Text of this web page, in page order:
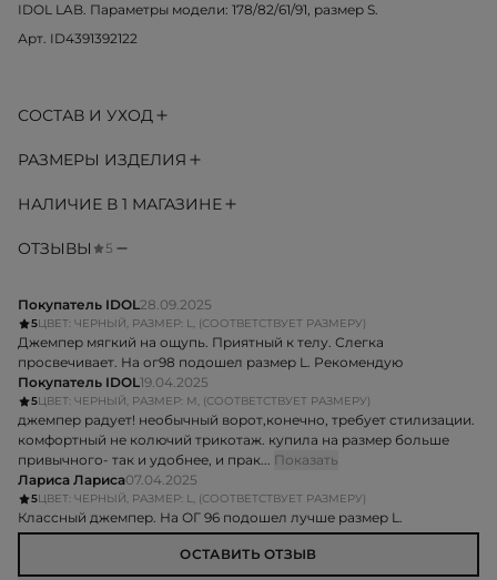
IDOL LAB. Параметры модели: 178/82/61/91, размер S.
Арт. ID4391392122
СОСТАВ И УХОД
РАЗМЕРЫ ИЗДЕЛИЯ
НАЛИЧИЕ В 1 МАГАЗИНЕ
ОТЗЫВЫ 5
Покупатель IDOL28.09.2025
5ЦВЕТ: ЧЕРНЫЙ, РАЗМЕР: L, (СООТВЕТСТВУЕТ РАЗМЕРУ)
Джемпер мягкий на ощупь. Приятный к телу. Слегка
просвечивает. На ог98 подошел размер L. Рекомендую
Покупатель IDOL19.04.2025
5ЦВЕТ: ЧЕРНЫЙ, РАЗМЕР: M, (СООТВЕТСТВУЕТ РАЗМЕРУ)
джемпер радует! необычный ворот,конечно, требует стилизации.
комфортный не колючий трикотаж. купила на размер больше
привычного- так и удобнее, и прак... Показать
Лариса Лариса07.04.2025
5ЦВЕТ: ЧЕРНЫЙ, РАЗМЕР: L, (СООТВЕТСТВУЕТ РАЗМЕРУ)
Классный джемпер. На ОГ 96 подошел лучше размер L.
ОСТАВИТЬ ОТЗЫВ